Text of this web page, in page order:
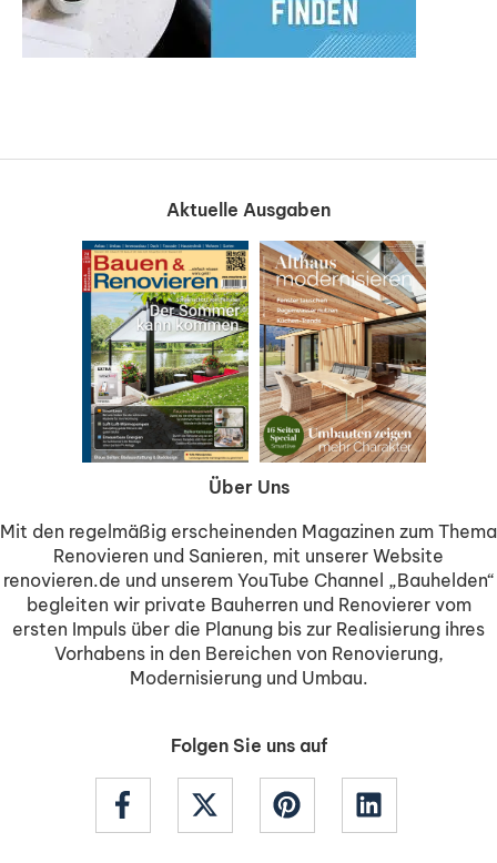
Aktuelle Ausgaben
Über Uns
Mit den regelmäßig erscheinenden Magazinen zum Thema
Renovieren und Sanieren, mit unserer Website
renovieren.de und unserem YouTube Channel „Bauhelden“
begleiten wir private Bauherren und Renovierer vom
ersten Impuls über die Planung bis zur Realisierung ihres
Vorhabens in den Bereichen von Renovierung,
Modernisierung und Umbau.
Folgen Sie uns auf